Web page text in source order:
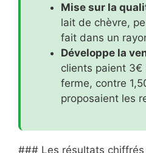
Mise sur la
lait de chèvre,
fait dans un
Développe la
clients paient
ferme, contre
proposaient les
### Les résultats chiffrés